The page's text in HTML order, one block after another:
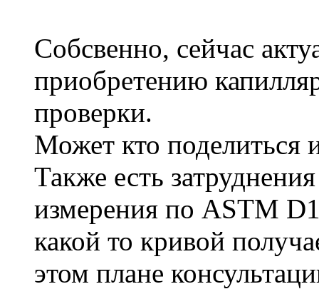
Собсвенно, сейчас
приобретению
проверки.
Может кто поделиться
Также есть
измерения по ASTM
какой то кривой
этом плане